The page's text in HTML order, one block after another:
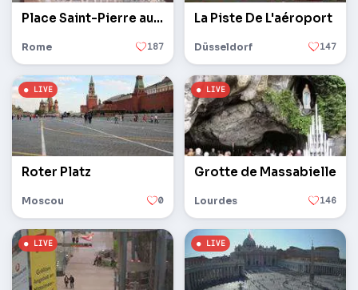
Place Saint-Pierre au Vatican
Rome 187
La Piste De L'aéroport
Düsseldorf 147
Roter Platz
Moscou 0
Grotte de Massabielle
Lourdes 146